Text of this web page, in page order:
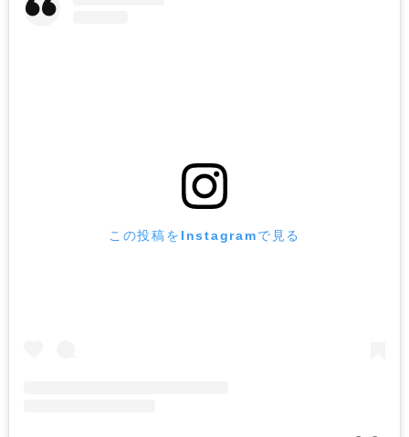
この投稿をInstagramで見る